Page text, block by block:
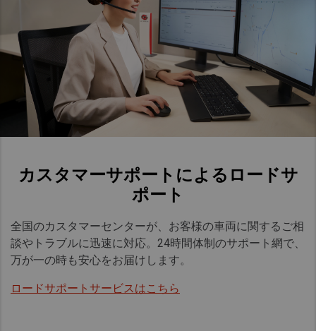
カスタマーサポートによるロードサ
ポート
全国のカスタマーセンターが、 お客様の車両に関するご相
談やトラブルに迅速に対応。24時間体制のサポート網で、
万が一の時も安心をお届けします。
ロードサポートサービスはこちら